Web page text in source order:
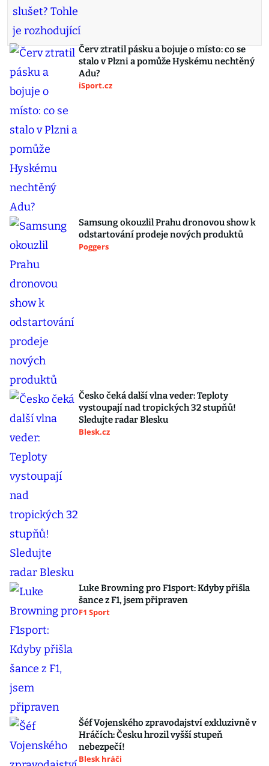
Červ ztratil pásku a bojuje o místo: co se
stalo v Plzni a pomůže Hyskému nechtěný
Adu?
iSport.cz
Samsung okouzlil Prahu dronovou show k
odstartování prodeje nových produktů
Poggers
Česko čeká další vlna veder: Teploty
vystoupají nad tropických 32 stupňů!
Sledujte radar Blesku
Blesk.cz
Luke Browning pro F1sport: Kdyby přišla
šance z F1, jsem připraven
F1 Sport
Šéf Vojenského zpravodajství exkluzivně v
Hráčích: Česku hrozil vyšší stupeň
nebezpečí!
Blesk hráči